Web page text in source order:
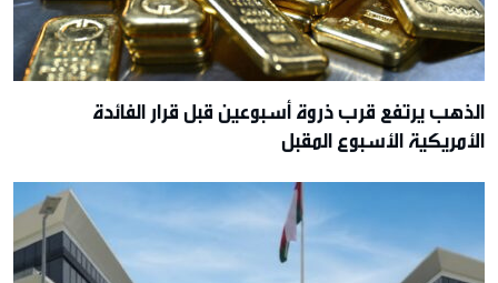
الذهب يرتفع قرب ذروة أسبوعين قبل قرار الفائدة
الأمريكية الأسبوع المقبل